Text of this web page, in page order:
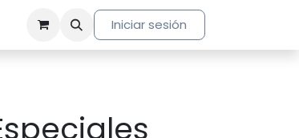
Iniciar sesión